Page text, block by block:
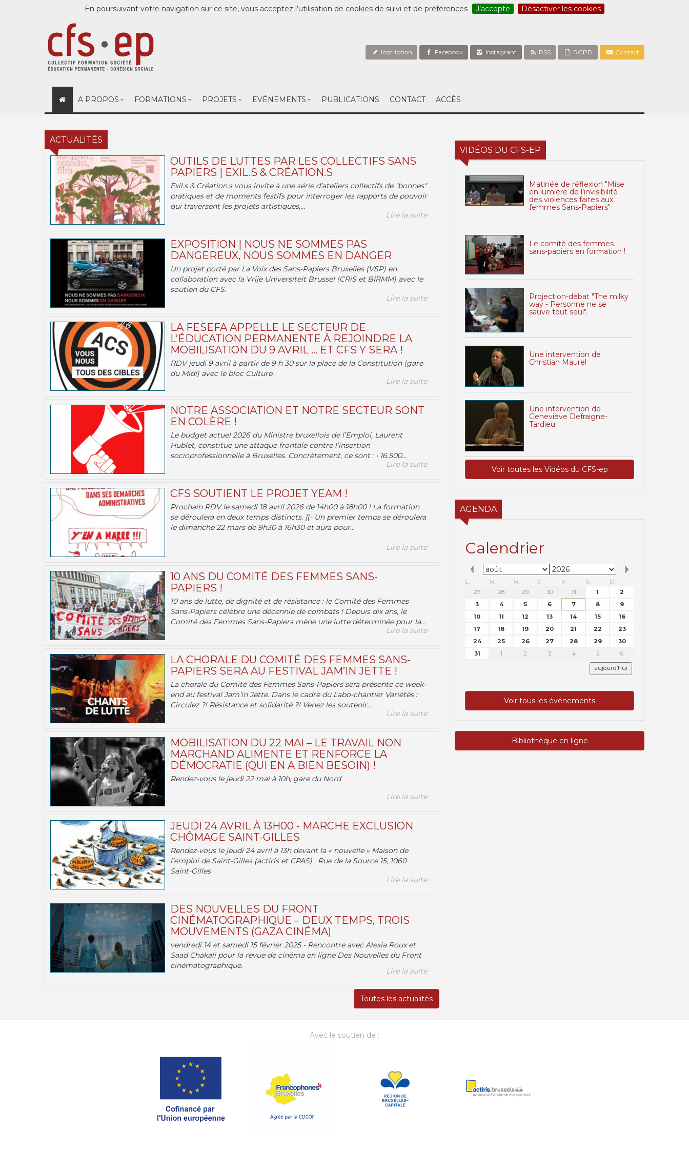
En poursuivant votre navigation sur ce site, vous acceptez l’utilisation de cookies de suivi et de préférences J’accepte Désactiver les cookies
Inscription Facebook Instagram RSS RGPD Contact
A PROPOS FORMATIONS PROJETS EVÉNEMENTS PUBLICATIONS CONTACT ACCÈS
ACTUALITÉS
OUTILS DE LUTTES PAR LES COLLECTIFS SANS
PAPIERS | EXIL.S & CRÉATION.S
Exil.s & Création.s vous invite à une série d’ateliers collectifs de "bonnes"
pratiques et de moments festifs pour interroger les rapports de pouvoir
qui traversent les projets artistiques,...
Lire la suite
EXPOSITION | NOUS NE SOMMES PAS
DANGEREUX, NOUS SOMMES EN DANGER
Un projet porté par La Voix des Sans-Papiers Bruxelles (VSP) en
collaboration avec la Vrije Universiteit Brussel (CRiS et BIRMM) avec le
soutien du CFS.
Lire la suite
LA FESEFA APPELLE LE SECTEUR DE
L’ÉDUCATION PERMANENTE À REJOINDRE LA
MOBILISATION DU 9 AVRIL … ET CFS Y SERA !
RDV jeudi 9 avril à partir de 9 h 30 sur la place de la Constitution (gare
du Midi) avec le bloc Culture.
Lire la suite
NOTRE ASSOCIATION ET NOTRE SECTEUR SONT
EN COLÈRE !
Le budget actuel 2026 du Ministre bruxellois de l’Emploi, Laurent
Hublet, constitue une attaque frontale contre l’insertion
socioprofessionnelle à Bruxelles. Concrètement, ce sont : • 16.500...
Lire la suite
CFS SOUTIENT LE PROJET YEAM !
Prochain RDV le samedi 18 avril 2026 de 14h00 à 18h00 ! La formation
se déroulera en deux temps distincts. [(- Un premier temps se déroulera
le dimanche 22 mars de 9h30 à 16h30 et aura pour...
Lire la suite
10 ANS DU COMITÉ DES FEMMES SANS-
PAPIERS !
10 ans de lutte, de dignité et de résistance : le Comité des Femmes
Sans-Papiers célèbre une décennie de combats ! Depuis dix ans, le
Comité des Femmes Sans-Papiers mène une lutte déterminée pour la...
Lire la suite
LA CHORALE DU COMITÉ DES FEMMES SANS-
PAPIERS SERA AU FESTIVAL JAM’IN JETTE !
La chorale du Comité des Femmes Sans-Papiers sera présente ce week-
end au festival Jam’in Jette. Dans le cadre du Labo-chantier Variétés :
Circulez ?! Résistance et solidarité ?! Venez les soutenir...
Lire la suite
MOBILISATION DU 22 MAI – LE TRAVAIL NON
MARCHAND ALIMENTE ET RENFORCE LA
DÉMOCRATIE (QUI EN A BIEN BESOIN) !
Rendez-vous le jeudi 22 mai à 10h, gare du Nord
Lire la suite
JEUDI 24 AVRIL À 13H00 - MARCHE EXCLUSION
CHÔMAGE SAINT-GILLES
Rendez-vous le jeudi 24 avril à 13h devant la « nouvelle » Maison de
l’emploi de Saint-Gilles (actiris et CPAS) : Rue de la Source 15, 1060
Saint-Gilles
Lire la suite
DES NOUVELLES DU FRONT
CINÉMATOGRAPHIQUE – DEUX TEMPS, TROIS
MOUVEMENTS (GAZA CINÉMA)
vendredi 14 et samedi 15 février 2025 - Rencontre avec Alexia Roux et
Saad Chakali pour la revue de cinéma en ligne Des Nouvelles du Front
cinématographique.
Lire la suite
Toutes les actualités
VIDÉOS DU CFS-EP
Matinée de réflexion "Mise
en lumière de l’invisibilité
des violences faites aux
femmes Sans-Papiers"
Le comité des femmes
sans-papiers en formation !
Projection-débat "The milky
way - Personne ne se
sauve tout seul".
Une intervention de
Christian Maurel
Une intervention de
Geneviève Defraigne-
Tardieu
Voir toutes les Vidéos du CFS-ep
AGENDA
Calendrier
L. M. M. J. V. S.
D.
27
28 29 30 31 1
2
3
4 5 6 7 8
9
10
11 12 13 14 15
16
17
18 19 20 21 22
23
24
25 26 27 28 29
30
31
1 2 3 4 5 6
aujourd’hui
Voir tous les événements
Bibliothèque en ligne
Avec le soutien de :